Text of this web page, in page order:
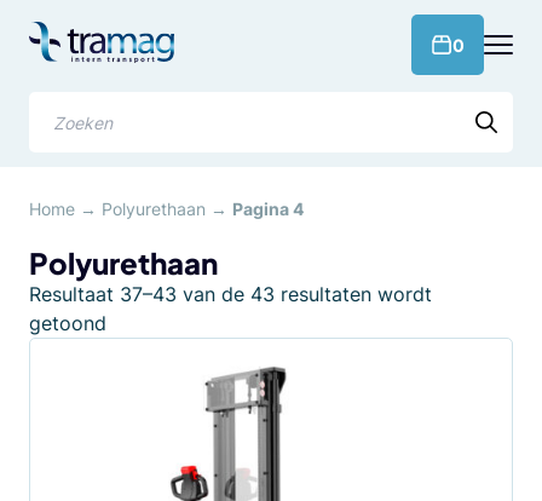
naar
0
Home → Polyurethaan → Pagina 4
Polyurethaan
Resultaat 37–43 van de 43 resultaten wordt
getoond
populariteit